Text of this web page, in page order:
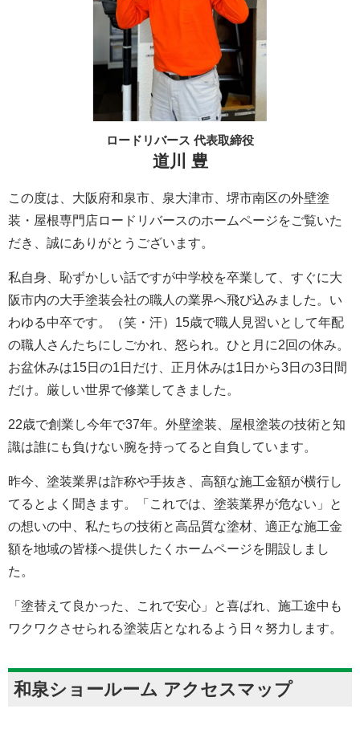
ロードリバース 代表取締役
道川 豊
この度は、大阪府和泉市、泉大津市、堺市南区の外壁塗
装・屋根専門店ロードリバースのホームページをご覧いた
だき、誠にありがとうございます。
私自身、恥ずかしい話ですが中学校を卒業して、すぐに大
阪市内の大手塗装会社の職人の業界へ飛び込みました。い
わゆる中卒です。（笑・汗）15歳で職人見習いとして年配
の職人さんたちにしごかれ、怒られ。ひと月に2回の休み。
お盆休みは15日の1日だけ、正月休みは1日から3日の3日間
だけ。厳しい世界で修業してきました。
22歳で創業し今年で37年。外壁塗装、屋根塗装の技術と知
識は誰にも負けない腕を持ってると自負しています。
昨今、塗装業界は詐称や手抜き、高額な施工金額が横行し
てるとよく聞きます。「これでは、塗装業界が危ない」と
の想いの中、私たちの技術と高品質な塗材、適正な施工金
額を地域の皆様へ提供したくホームページを開設しまし
た。
「塗替えて良かった、これで安心」と喜ばれ、施工途中も
ワクワクさせられる塗装店となれるよう日々努力します。
和泉ショールーム アクセスマップ